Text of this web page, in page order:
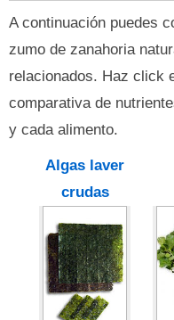
A continuación puedes
zumo de zanahoria
relacionados. Haz click
comparativa de
y cada alimento.
Algas laver
crudas